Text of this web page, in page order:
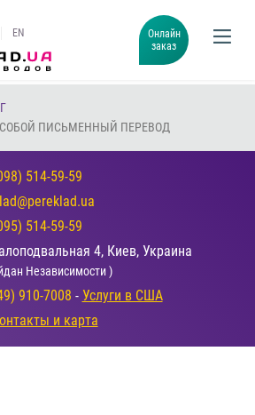
EN
Онлайн
заказ
СОБОЙ ПИСЬМЕННЫЙ ПЕРЕВОД
514-59-59
514-59-59
4, Киев, Украина
Независимости )
910-7008 - Услуги в США
и карта